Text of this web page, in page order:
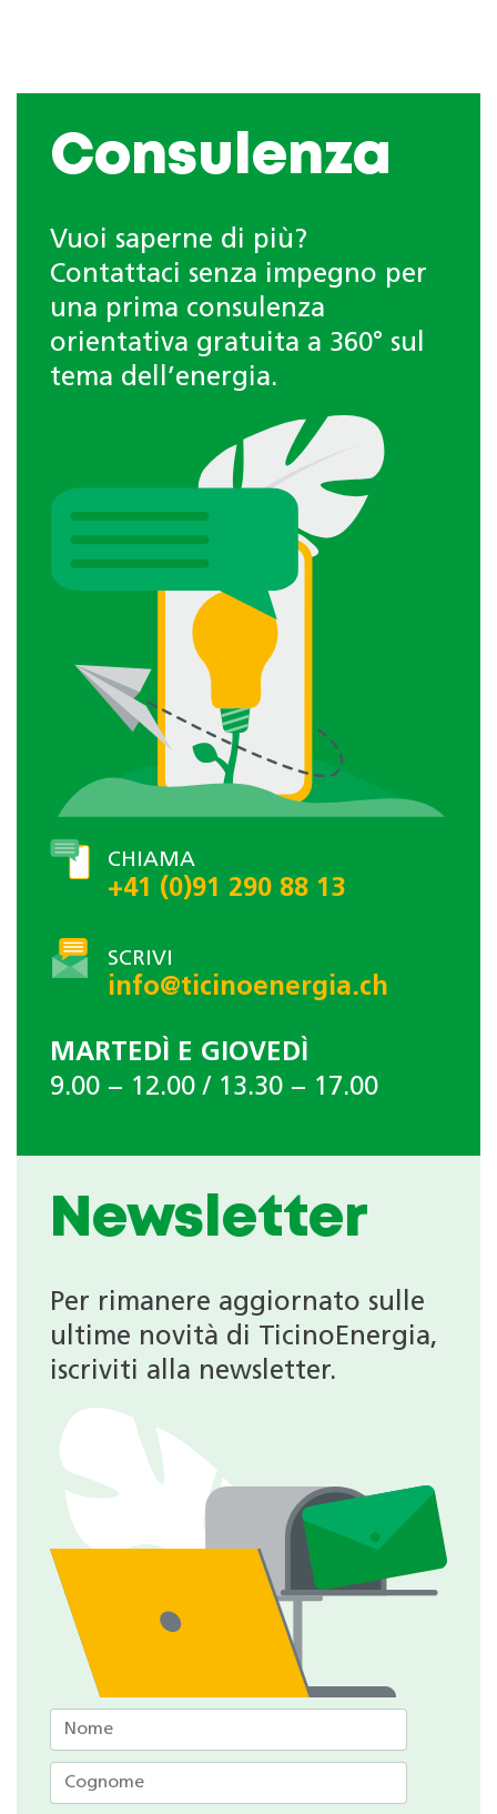
Consulenza
Vuoi saperne di più?
Contattaci senza impegno per
una prima consulenza
orientativa gratuita a 360° sul
tema dell’energia.
CHIAMA
+41 (0)91 290 88 13
SCRIVI
info@ticinoenergia.ch
MARTEDÌ E GIOVEDÌ
9.00 − 12.00 / 13.30 − 17.00
Newsletter
Per rimanere aggiornato sulle
ultime novità di TicinoEnergia,
iscriviti alla newsletter.